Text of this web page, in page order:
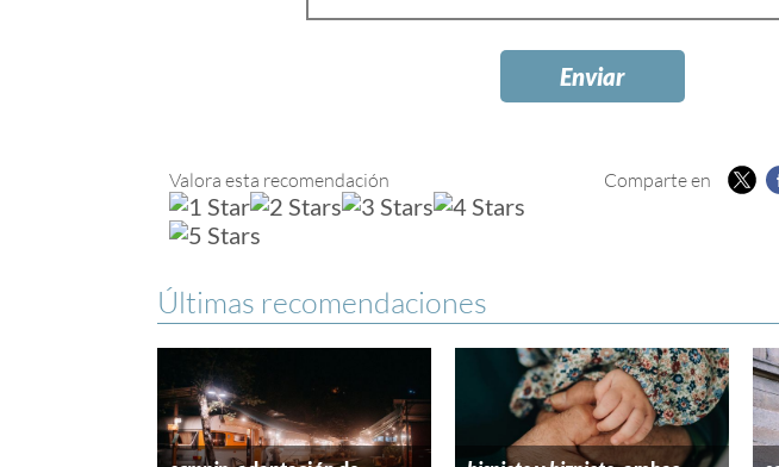
Valora esta recomendación Comparte en
Últimas recomendaciones